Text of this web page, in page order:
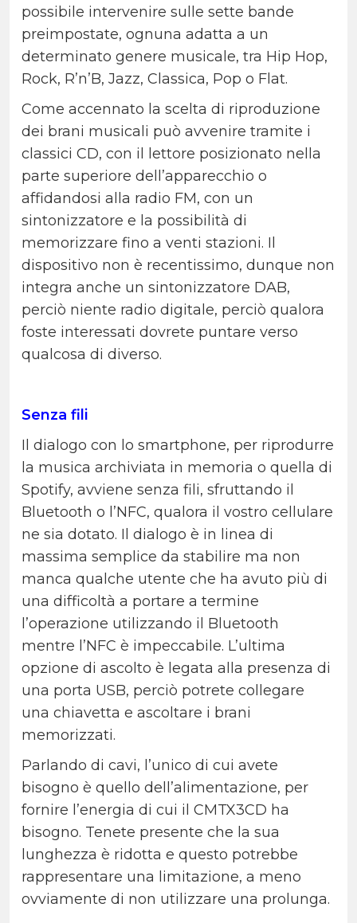
possibile intervenire sulle sette bande
preimpostate, ognuna adatta a un
determinato genere musicale, tra Hip Hop,
Rock, R’n’B, Jazz, Classica, Pop o Flat.
Come accennato la scelta di riproduzione
dei brani musicali può avvenire tramite i
classici CD, con il lettore posizionato nella
parte superiore dell’apparecchio o
affidandosi alla radio FM, con un
sintonizzatore e la possibilità di
memorizzare fino a venti stazioni. Il
dispositivo non è recentissimo, dunque non
integra anche un sintonizzatore DAB,
perciò niente radio digitale, perciò qualora
foste interessati dovrete puntare verso
qualcosa di diverso.
Senza fili
Il dialogo con lo smartphone, per riprodurre
la musica archiviata in memoria o quella di
Spotify, avviene senza fili, sfruttando il
Bluetooth o l’NFC, qualora il vostro cellulare
ne sia dotato. Il dialogo è in linea di
massima semplice da stabilire ma non
manca qualche utente che ha avuto più di
una difficoltà a portare a termine
l’operazione utilizzando il Bluetooth
mentre l’NFC è impeccabile. L’ultima
opzione di ascolto è legata alla presenza di
una porta USB, perciò potrete collegare
una chiavetta e ascoltare i brani
memorizzati.
Parlando di cavi, l’unico di cui avete
bisogno è quello dell’alimentazione, per
fornire l’energia di cui il CMTX3CD ha
bisogno. Tenete presente che la sua
lunghezza è ridotta e questo potrebbe
rappresentare una limitazione, a meno
ovviamente di non utilizzare una prolunga.